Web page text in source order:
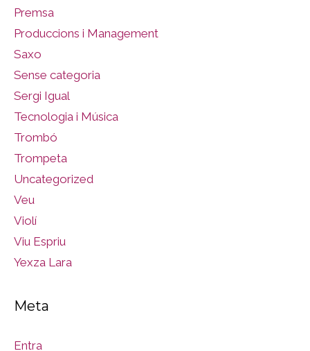
Premsa
Produccions i Management
Saxo
Sense categoria
Sergi Igual
Tecnologia i Música
Trombó
Trompeta
Uncategorized
Veu
Violí
Viu Espriu
Yexza Lara
Meta
Entra